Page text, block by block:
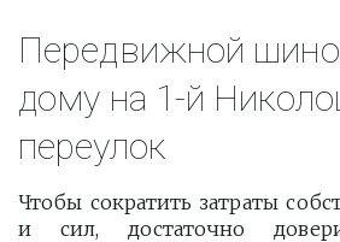
Передвижной
дому на 1-й
переулок
Чтобы сократить затраты
и сил, достаточно